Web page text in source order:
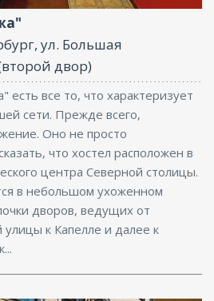
ул. Большая
двор)
есть все то, что характеризует
сети. Прежде всего,
Оно не просто
что хостел расположен в
центра Северной столицы.
в небольшом ухоженном
дворов, ведущих от
к Капелле и далее к